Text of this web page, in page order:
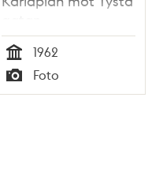
Tid
1962
Typ
Foto